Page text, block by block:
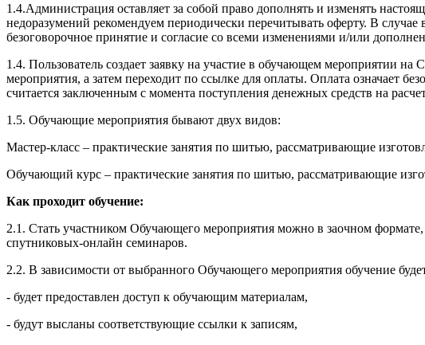
1.4.Администрация оставляет за собой право дополнять и изменять
недоразумений рекомендуем периодически перечитывать оферту. В
безоговорочное принятие и согласие со всеми изменениями и/или
1.4. Пользователь создает заявку на участие в обучающем мероприятии
мероприятия, а затем переходит по ссылке для оплаты. Оплата означает
считается заключенным с момента поступления денежных средств на
1.5. Обучающие мероприятия бывают двух видов:
Мастер-класс – практические занятия по шитью, рассматривающие
Обучающий курс – практические занятия по шитью, рассматривающие
Как проходит обучение:
2.1. Стать участником Обучающего мероприятия можно в заочном
спутниковых-онлайн семинаров.
2.2. В зависимости от выбранного Обучающего мероприятия обучение
- будет предоставлен доступ к обучающим материалам,
- будут высланы соответствующие ссылки к записям,